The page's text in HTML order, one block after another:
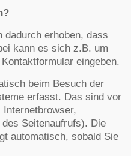
dadurch erhoben, dass
kann es sich z.B. um
eingeben.
beim Besuch der
erfasst. Das sind vor
Seitenaufrufs). Die
automatisch, sobald Sie